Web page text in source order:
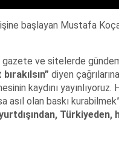
başlayan Mustafa
gazete ve sitelerde
diyen
kaydını
olan baskı
Türkiyeden,